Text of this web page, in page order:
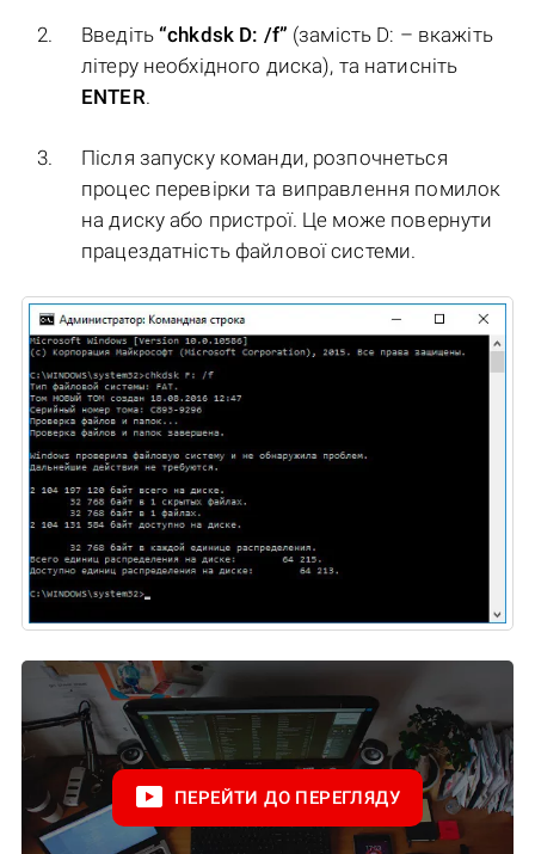
Введіть “chkdsk D: /f” (замість D: – вкажіть
літеру необхідного диска), та натисніть
ENTER.
Після запуску команди, розпочнеться
процес перевірки та виправлення помилок
на диску або пристрої. Це може повернути
працездатність файлової системи.
ПЕРЕЙТИ ДО ПЕРЕГЛЯДУ